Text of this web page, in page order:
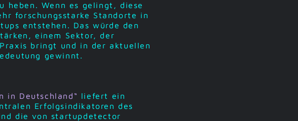
heben. Wenn es gelingt, diese
forschungsstarke Standorte in
entstehen. Das würde den
einem Sektor, der
bringt und in der aktuellen
gewinnt.
in Deutschland“ liefert ein
Erfolgsindikatoren des
die von startupdetector